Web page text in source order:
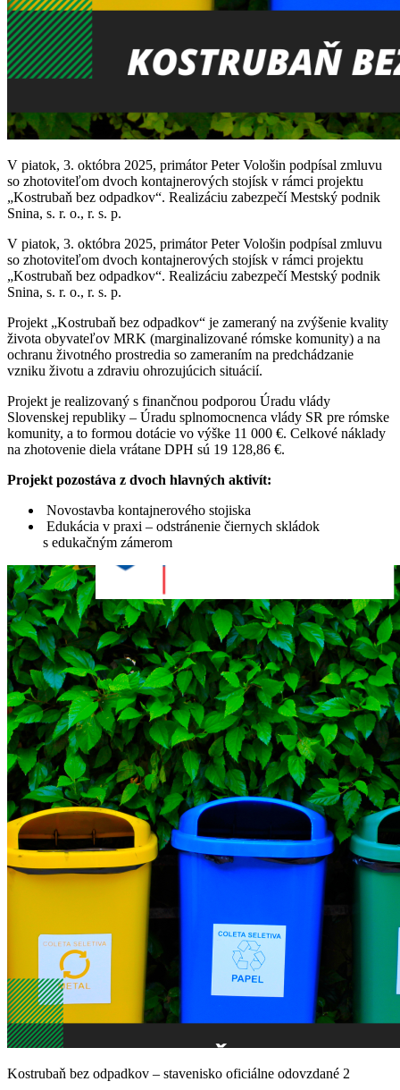
V piatok, 3. októbra 2025, primátor Peter Vološin podpísal zmluvu
so zhotoviteľom dvoch kontajnerových stojísk v rámci projektu
„Kostrubaň bez odpadkov“. Realizáciu zabezpečí Mestský podnik
Snina, s. r. o., r. s. p.
V piatok, 3. októbra 2025, primátor Peter Vološin podpísal zmluvu
so zhotoviteľom dvoch kontajnerových stojísk v rámci projektu
„Kostrubaň bez odpadkov“. Realizáciu zabezpečí Mestský podnik
Snina, s. r. o., r. s. p.
Projekt „Kostrubaň bez odpadkov“ je zameraný na zvýšenie kvality
života obyvateľov MRK (marginalizované rómske komunity) a na
ochranu životného prostredia so zameraním na predchádzanie
vzniku životu a zdraviu ohrozujúcich situácií.
Projekt je realizovaný s finančnou podporou Úradu vlády
Slovenskej republiky – Úradu splnomocnenca vlády SR pre rómske
komunity, a to formou dotácie vo výške 11 000 €. Celkové náklady
na zhotovenie diela vrátane DPH sú 19 128,86 €.
Projekt pozostáva z dvoch hlavných aktivít:
Novostavba kontajnerového stojiska
Edukácia v praxi – odstránenie čiernych skládok
s edukačným zámerom
Kostrubaň bez odpadkov – stavenisko oficiálne odovzdané 2